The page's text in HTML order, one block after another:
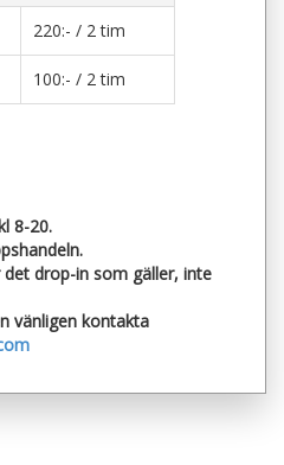
220:- / 2 tim
100:- / 2 tim
8-20.
drop-in som gäller, inte
vänligen kontakta